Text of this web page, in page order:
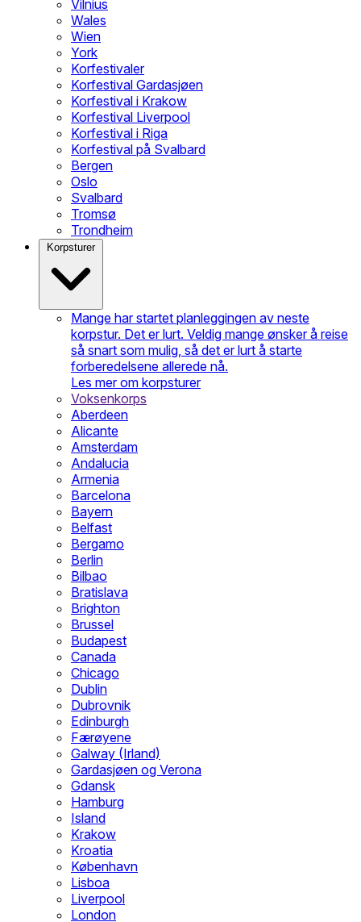
Vilnius
Wales
Wien
York
Korfestivaler
Korfestival Gardasjøen
Korfestival i Krakow
Korfestival Liverpool
Korfestival i Riga
Korfestival på Svalbard
Bergen
Oslo
Svalbard
Tromsø
Trondheim
Korpsturer
Mange har startet planleggingen av neste
korpstur. Det er lurt. Veldig mange ønsker å reise
så snart som mulig, så det er lurt å starte
forberedelsene allerede nå.
Les mer om korpsturer
Voksenkorps
Aberdeen
Alicante
Amsterdam
Andalucia
Armenia
Barcelona
Bayern
Belfast
Bergamo
Berlin
Bilbao
Bratislava
Brighton
Brussel
Budapest
Canada
Chicago
Dublin
Dubrovnik
Edinburgh
Færøyene
Galway (Irland)
Gardasjøen og Verona
Gdansk
Hamburg
Island
Krakow
Kroatia
København
Lisboa
Liverpool
London